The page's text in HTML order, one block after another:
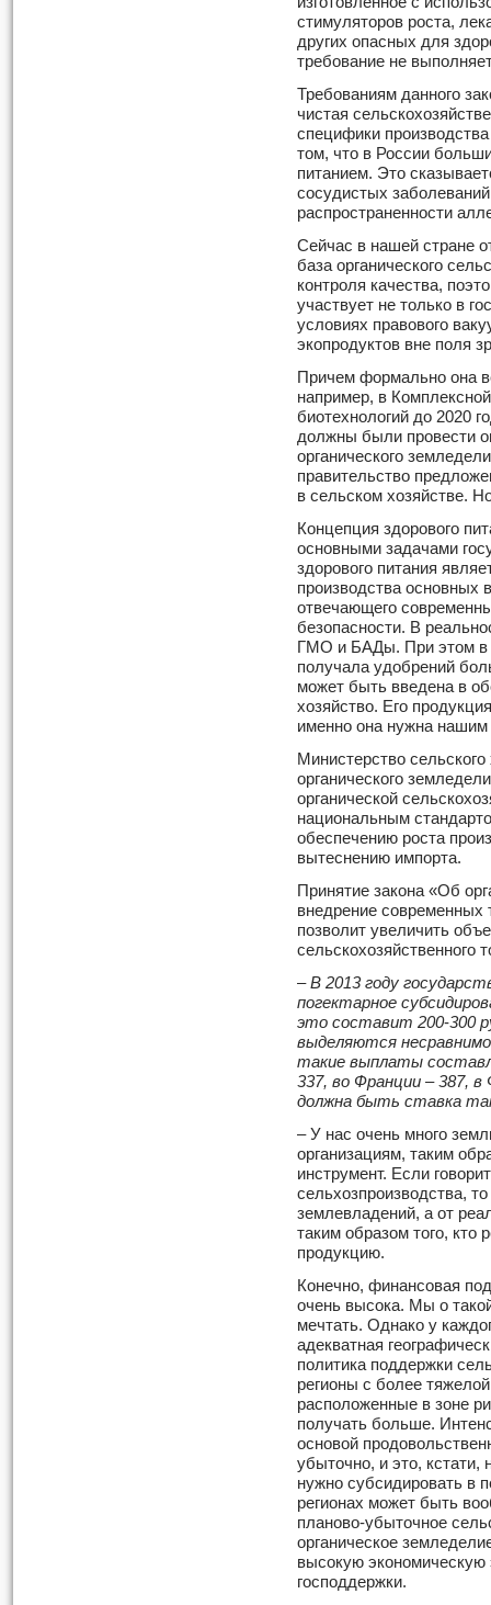
стимуляторов роста,
других опасных для
требование не
Требованиям данного
чистая
специфики
том, что в России
питанием. Это
сосудистых
распространенности
Сейчас в нашей стране
база органического
контроля качества,
участвует не только в
условиях правового
экопродуктов вне поля
Причем формально она
например, в
биотехнологий до 2020
должны были провести
органического
правительство
в сельском хозяйстве.
Концепция здорового
основными задачами
здорового питания
производства основных
отвечающего
безопасности. В
ГМО и БАДы. При этом в
получала удобрений
может быть введена в
хозяйство. Его
именно она нужна
Министерство
органического
органической
национальным
обеспечению роста
вытеснению импорта.
Принятие закона «Об
внедрение современных
позволит увеличить
сельскохозяйственного
– В 2013 году
погектарное
это составит 200-300
выделяются
такие выплаты
337, во Франции – 387, в
должна быть ставка
– У нас очень много
организациям, таким
инструмент. Если
сельхозпроизводства,
землевладений, а от
таким образом того, кто
продукцию.
Конечно, финансовая
очень высока. Мы о
мечтать. Однако у
адекватная
политика поддержки
регионы с более
расположенные в зоне
получать больше.
основой
убыточно, и это, кстати,
нужно субсидировать в
регионах может быть
планово-убыточное
органическое
высокую экономическую
господдержки.